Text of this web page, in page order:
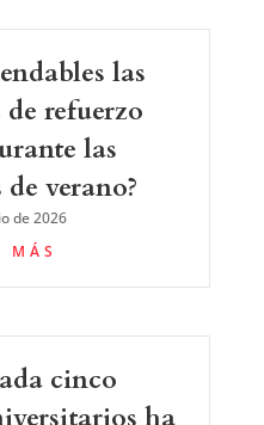
las
refuerzo
las
verano?
de 2026
MÁS
cinco